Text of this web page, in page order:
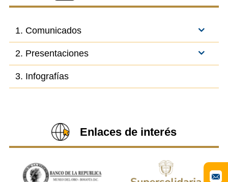
1. Comunicados
2. Presentaciones
3. Infografías
Enlaces de interés